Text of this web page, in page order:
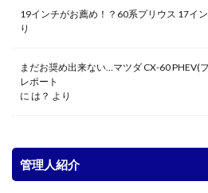
19インチがお薦め！？60系プリウス 17イ
り
まだお奨め出来ない…マツダ CX-60 PHEV(
レポート
に は？ より
管理人紹介